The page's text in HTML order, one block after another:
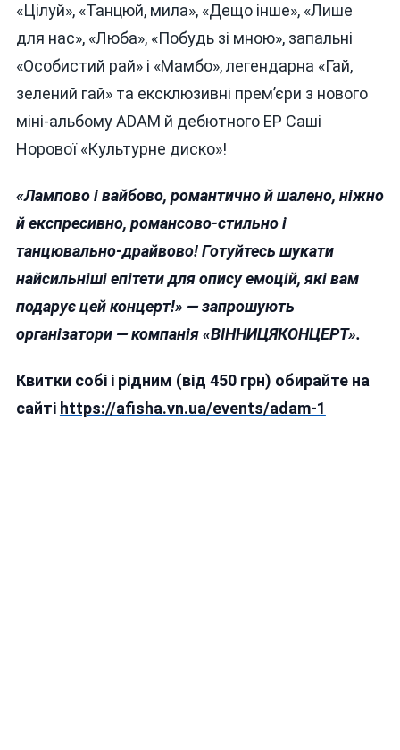
«Цілуй», «Танцюй, мила», «Дещо інше», «Лише
для нас», «Люба», «Побудь зі мною», запальні
«Особистий рай» і «Мамбо», легендарна «Гай,
зелений гай» та ексклюзивні прем’єри з нового
міні-альбому ADAM й дебютного EP Саші
Норової «Культурне диско»!
«Лампово і вайбово, романтично й шалено, ніжно
й експресивно, романсово-стильно і
танцювально-драйвово! Готуйтесь шукати
найсильніші епітети для опису емоцій, які вам
подарує цей концерт!» —запрошують
організатори — компанія «ВІННИЦЯКОНЦЕРТ».
Квитки собі і рідним (від 450 грн) обирайте на
сайті https://afisha.vn.ua/events/adam-1